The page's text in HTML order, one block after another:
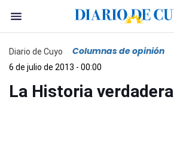
Diario de Cuyo Columnas de opinión
6 de julio de 2013 - 00:00
La Historia verdadera